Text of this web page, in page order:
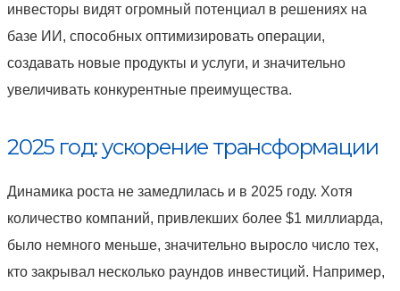
инвесторы видят огромный потенциал в решениях на
базе ИИ, способных оптимизировать операции,
создавать новые продукты и услуги, и значительно
увеличивать конкурентные преимущества.
2025 год: ускорение трансформации
Динамика роста не замедлилась и в 2025 году. Хотя
количество компаний, привлекших более $1 миллиарда,
было немного меньше, значительно выросло число тех,
кто закрывал несколько раундов инвестиций. Например,